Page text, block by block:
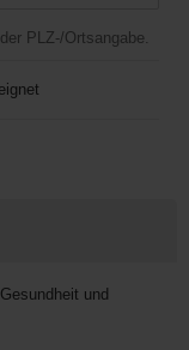
PLZ-/Ortsangabe.
und